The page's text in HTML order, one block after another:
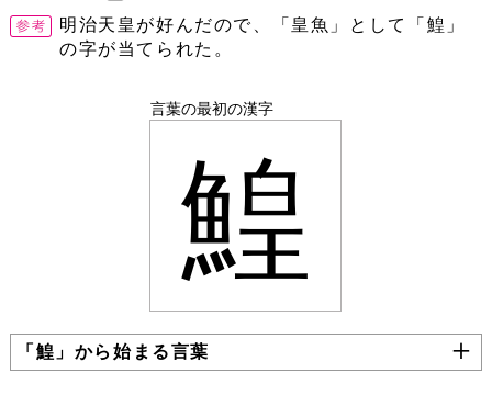
明治天皇が好んだので、「皇魚」として「鰉」
の字が当てられた。
言葉の最初の漢字
鰉
「鰉」から始まる言葉